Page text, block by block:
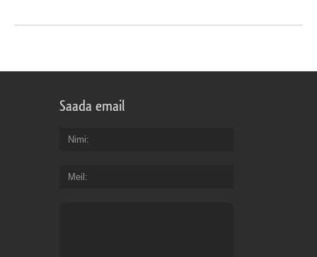
Saada email
Nimi
Meil